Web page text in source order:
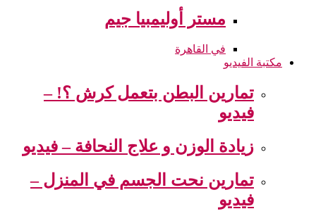
مستر أوليمبيا جيم
في القاهرة
مكتبة الفيديو
تمارين البطن بتعمل كرش ؟! –
فيديو
زيادة الوزن و علاج النحافة – فيديو
تمارين نحت الجسم في المنزل –
فيديو